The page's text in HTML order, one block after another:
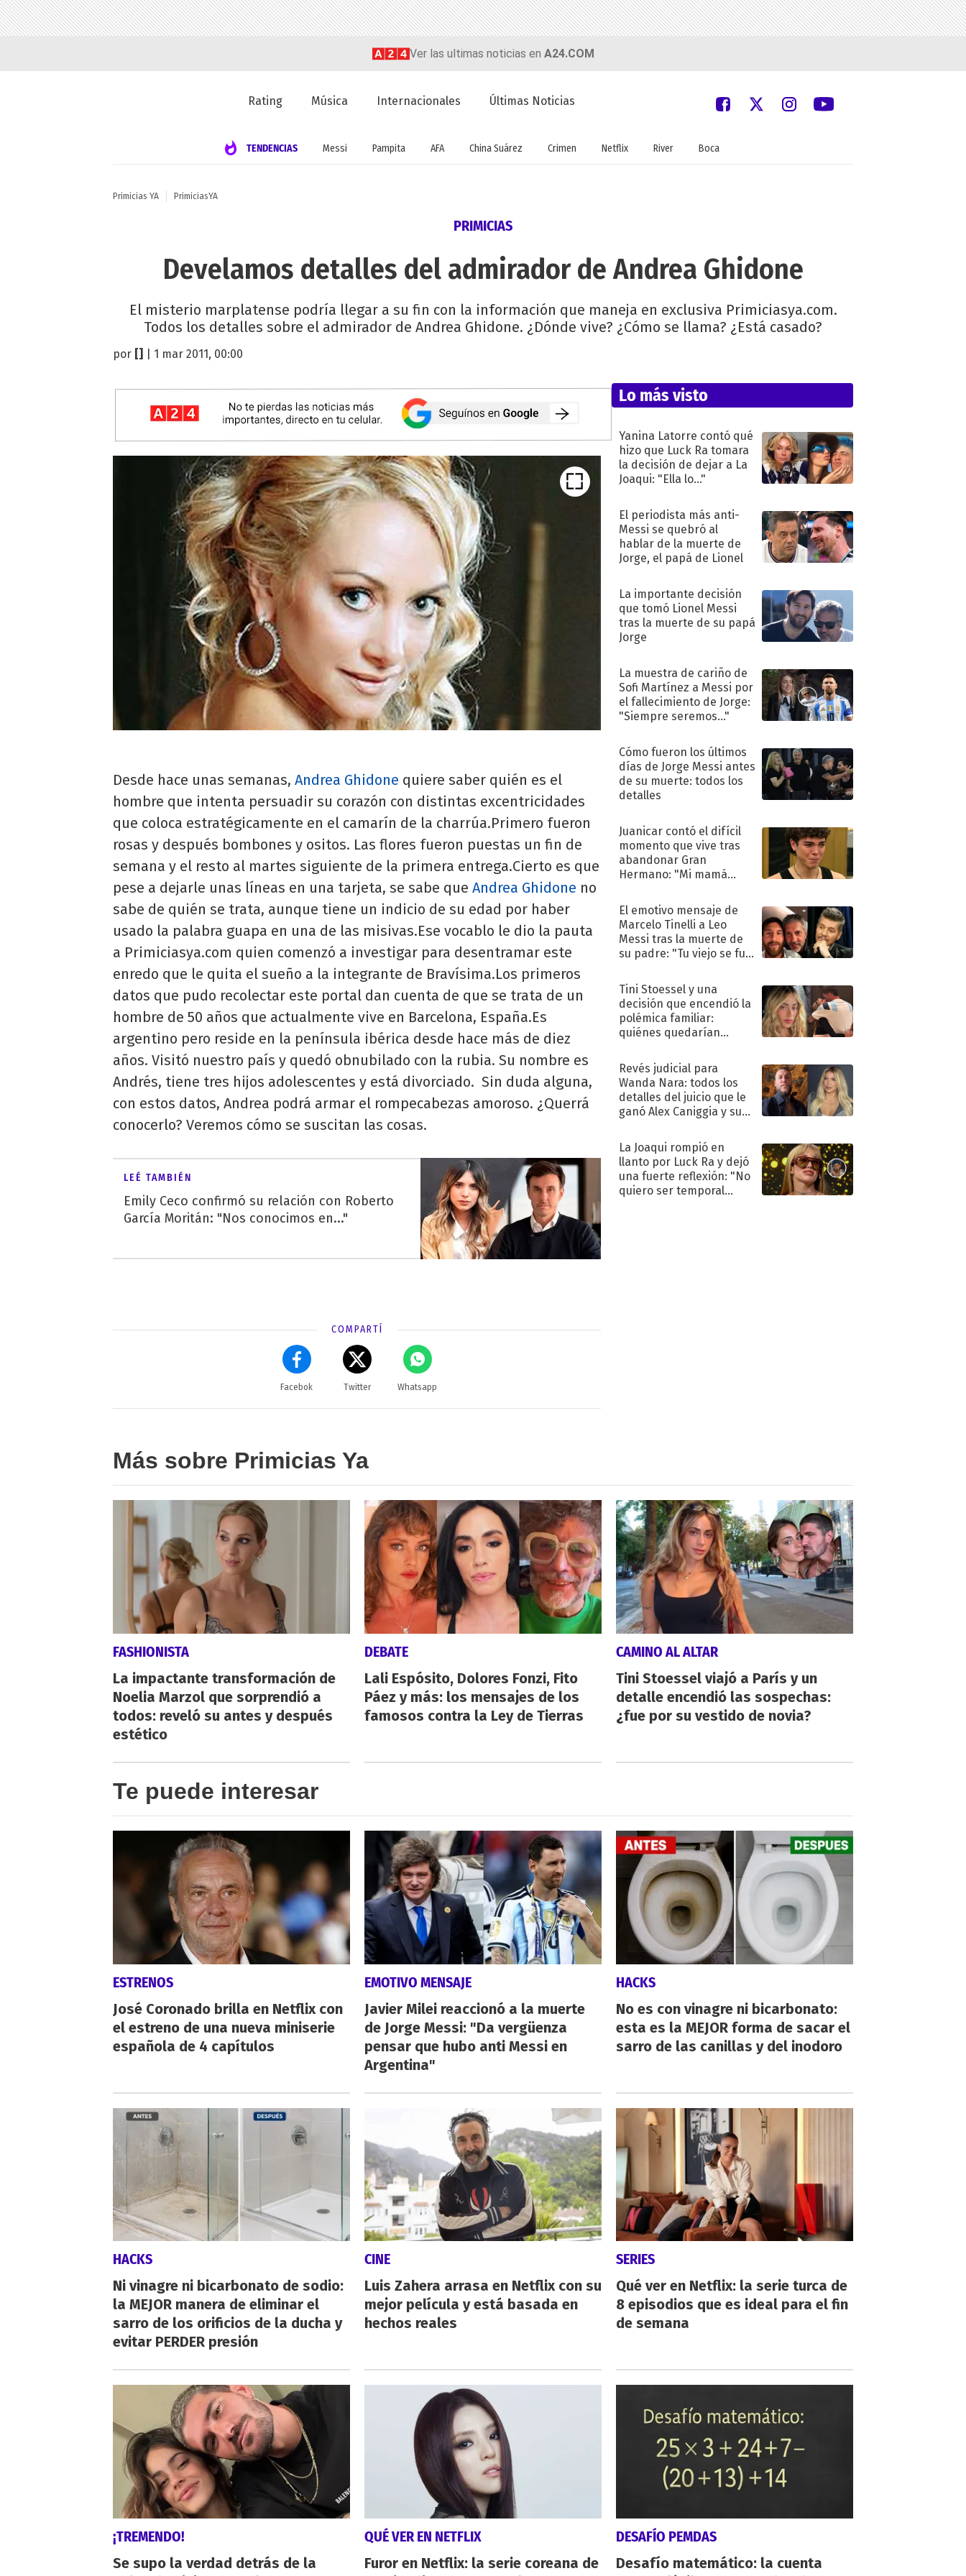
Ver las ultimas noticias en A24.COM
Rating Música Internacionales Últimas Noticias
TENDENCIAS Messi Pampita AFA China Suárez Crimen Netflix River Boca
Primicias YA PrimiciasYA
PRIMICIAS
Develamos detalles del admirador de Andrea Ghidone
El misterio marplatense podría llegar a su fin con la información que maneja en exclusiva Primiciasya.com.
Todos los detalles sobre el admirador de Andrea Ghidone. ¿Dónde vive? ¿Cómo se llama? ¿Está casado?
por | 1 mar 2011, 00:00
Desde hace unas semanas, Andrea Ghidone quiere saber quién es el
hombre que intenta persuadir su corazón con distintas excentricidades
que coloca estratégicamente en el camarín de la charrúa.Primero fueron
rosas y después bombones y ositos. Las flores fueron puestas un fin de
semana y el resto al martes siguiente de la primera entrega.Cierto es que
pese a dejarle unas líneas en una tarjeta, se sabe que Andrea Ghidone no
sabe de quién se trata, aunque tiene un indicio de su edad por haber
usado la palabra guapa en una de las misivas.Ese vocablo le dio la pauta
a Primiciasya.com quien comenzó a investigar para desentramar este
enredo que le quita el sueño a la integrante de Bravísima.Los primeros
datos que pudo recolectar este portal dan cuenta de que se trata de un
hombre de 50 años que actualmente vive en Barcelona, España.Es
argentino pero reside en la península ibérica desde hace más de diez
años. Visitó nuestro país y quedó obnubilado con la rubia. Su nombre es
Andrés, tiene tres hijos adolescentes y está divorciado. Sin duda alguna,
con estos datos, Andrea podrá armar el rompecabezas amoroso. ¿Querrá
conocerlo? Veremos cómo se suscitan las cosas.
LEÉ TAMBIÉN
Emily Ceco confirmó su relación con Roberto
García Moritán: "Nos conocimos en..."
COMPARTÍ
Facebok Twitter Whatsapp
Lo más visto
Yanina Latorre contó qué
hizo que Luck Ra tomara
la decisión de dejar a La
Joaqui: "Ella lo..."
El periodista más anti-
Messi se quebró al
hablar de la muerte de
Jorge, el papá de Lionel
La importante decisión
que tomó Lionel Messi
tras la muerte de su papá
Jorge
La muestra de cariño de
Sofi Martínez a Messi por
el fallecimiento de Jorge:
"Siempre seremos..."
Cómo fueron los últimos
días de Jorge Messi antes
de su muerte: todos los
detalles
Juanicar contó el difícil
momento que vive tras
abandonar Gran
Hermano: "Mi mamá
El emotivo mensaje de
Marcelo Tinelli a Leo
Messi tras la muerte de
su padre: "Tu viejo se fue
Tini Stoessel y una
decisión que encendió la
polémica familiar:
quiénes quedarían
Revés judicial para
Wanda Nara: todos los
detalles del juicio que le
ganó Alex Caniggia y sus
La Joaqui rompió en
llanto por Luck Ra y dejó
una fuerte reflexión: "No
quiero ser temporal
Más sobre Primicias Ya
FASHIONISTA
La impactante transformación de
Noelia Marzol que sorprendió a
todos: reveló su antes y después
estético
DEBATE
Lali Espósito, Dolores Fonzi, Fito
Páez y más: los mensajes de los
famosos contra la Ley de Tierras
CAMINO AL ALTAR
Tini Stoessel viajó a París y un
detalle encendió las sospechas:
¿fue por su vestido de novia?
Te puede interesar
ESTRENOS
José Coronado brilla en Netflix con
el estreno de una nueva miniserie
española de 4 capítulos
EMOTIVO MENSAJE
Javier Milei reaccionó a la muerte
de Jorge Messi: "Da vergüenza
pensar que hubo anti Messi en
Argentina"
HACKS
No es con vinagre ni bicarbonato:
esta es la MEJOR forma de sacar el
sarro de las canillas y del inodoro
HACKS
Ni vinagre ni bicarbonato de sodio:
la MEJOR manera de eliminar el
sarro de los orificios de la ducha y
evitar PERDER presión
CINE
Luis Zahera arrasa en Netflix con su
mejor película y está basada en
hechos reales
SERIES
Qué ver en Netflix: la serie turca de
8 episodios que es ideal para el fin
de semana
¡TREMENDO!
Se supo la verdad detrás de la
QUÉ VER EN NETFLIX
Furor en Netflix: la serie coreana de
DESAFÍO PEMDAS
Desafío matemático: la cuenta